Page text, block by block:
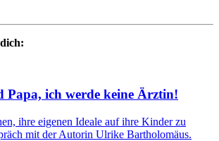
Papa, ich werde keine Ärztin!
ihre eigenen Ideale auf ihre Kinder zu
mit der Autorin Ulrike Bartholomäus.